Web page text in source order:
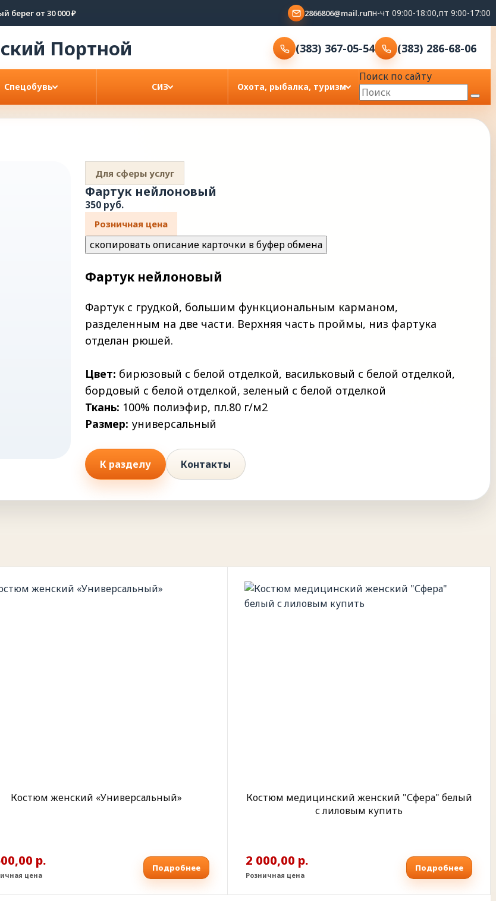
Спецобувь СИЗ Охота, рыбалка, туризм
Поиск по сайту
берег от 30 000 ₽ 2866806@mail.ruпн-чт 09:00-18:00,пт 9:00-17:00
Портной (383) 367-05-54 (383) 286-68-06
Для сферы услуг
Фартук нейлоновый
350 руб.
Розничная цена
скопировать описание карточки в буфер обмена
Фартук нейлоновый
Фартук с грудкой, большим функциональным карманом,
разделенным на две части. Верхняя часть проймы, низ фартука
отделан рюшей.
Цвет: бирюзовый с белой отделкой, васильковый с белой отделкой,
бордовый с белой отделкой, зеленый с белой отделкой
Ткань: 100% полиэфир, пл.80 г/м2
Размер: универсальный
К разделу Контакты
Костюм женский «Универсальный»
р.
цена
Подробнее
Костюм медицинский женский "Сфера" белый
с лиловым купить
2 000,00 р.
Розничная цена
Подробнее